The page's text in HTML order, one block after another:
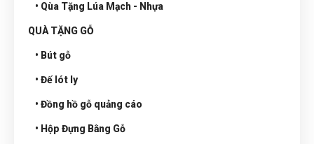
• Qùa Tặng Lúa Mạch - Nhựa
QUÀ TẶNG GỖ
• Bút gỗ
• Đế lót ly
• Đồng hồ gỗ quảng cáo
• Hộp Đựng Bằng Gỗ